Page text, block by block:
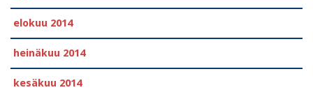
elokuu 2014
heinäkuu 2014
kesäkuu 2014